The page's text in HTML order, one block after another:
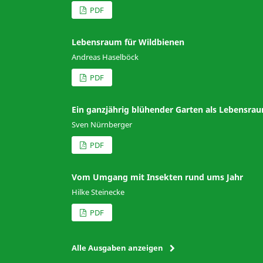
PDF
Lebensraum für Wildbienen
Andreas Haselböck
PDF
Ein ganzjährig blühender Garten als
Sven Nürnberger
PDF
Vom Umgang mit Insekten rund ums Jahr
Hilke Steinecke
PDF
Alle Ausgaben anzeigen